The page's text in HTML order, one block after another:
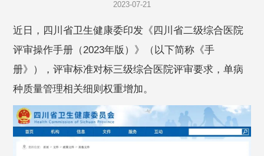
2023-07-21
近日，四川省卫生健康委印发《四川省二级综合医院
评审操作手册（2023年版）》（以下简称《手
册》），评审标准对标三级综合医院评审要求，单病
种质量管理相关细则权重增加。